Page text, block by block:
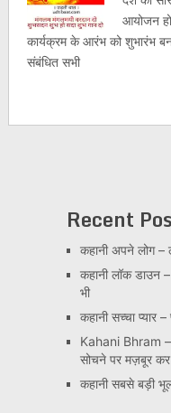
आयोजन
कार्यक्रम के आरंभ को शुभारंभ
संबंधित सभी
Recent
कहानी अपने लोग –
कहानी लॉक डाउन
भी
कहानी सच्चा प्यार
Kahani Bhram –
सोचने पर मज़बूर कर
कहानी सबसे बड़ी